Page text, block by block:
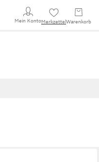
Mein KontoMerkzettel Warenkorb